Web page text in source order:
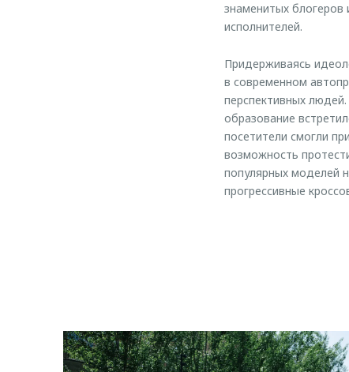
знаменитых
исполнителей.
Придерживаясь
в современном
перспективных
образование
посетители смогли
возможность
популярных моделей
прогрессивные